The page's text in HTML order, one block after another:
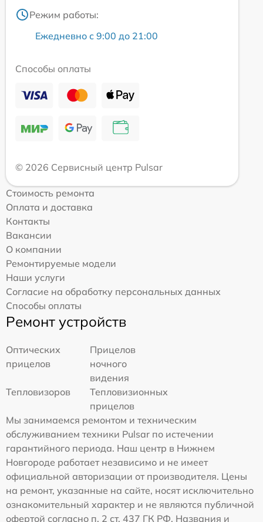
Режим работы:
Ежедневно с 9:00 до 21:00
Способы оплаты
© 2026 Сервисный центр Pulsar
Стоимость ремонта
Оплата и доставка
Контакты
Вакансии
О компании
Ремонтируемые модели
Наши услуги
Согласие на обработку персональных данных
Способы оплаты
Ремонт устройств
Оптических
прицелов
Прицелов
ночного
видения
Тепловизоров
Тепловизионных
прицелов
Мы занимаемся ремонтом и техническим
обслуживанием техники Pulsar по истечении
гарантийного периода. Наш центр в Нижнем
Новгороде работает независимо и не имеет
официальной авторизации от производителя. Цены
на ремонт, указанные на сайте, носят исключительно
ознакомительный характер и не являются публичной
офертой согласно п. 2 ст. 437 ГК РФ. Названия и